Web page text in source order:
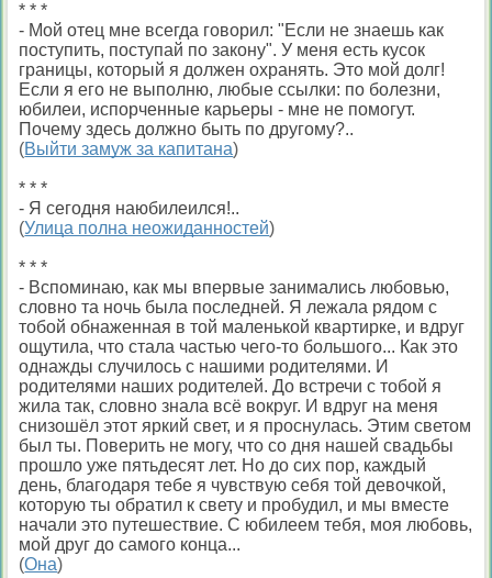
* * *
- Мой отец мне всегда говорил: "Если не знаешь как
поступить, поступай по закону". У меня есть кусок
границы, который я должен охранять. Это мой долг!
Если я его не выполню, любые ссылки: по болезни,
юбилеи, испорченные карьеры - мне не помогут.
Почему здесь должно быть по другому?..
(Выйти замуж за капитана)
* * *
- Я сегодня наюбилеился!..
(Улица полна неожиданностей)
* * *
- Вспоминаю, как мы впервые занимались любовью,
словно та ночь была последней. Я лежала рядом с
тобой обнаженная в той маленькой квартирке, и вдруг
ощутила, что стала частью чего-то большого... Как это
однажды случилось с нашими родителями. И
родителями наших родителей. До встречи с тобой я
жила так, словно знала всё вокруг. И вдруг на меня
снизошёл этот яркий свет, и я проснулась. Этим светом
был ты. Поверить не могу, что со дня нашей свадьбы
прошло уже пятьдесят лет. Но до сих пор, каждый
день, благодаря тебе я чувствую себя той девочкой,
которую ты обратил к свету и пробудил, и мы вместе
начали это путешествие. С юбилеем тебя, моя любовь,
мой друг до самого конца...
(Она)